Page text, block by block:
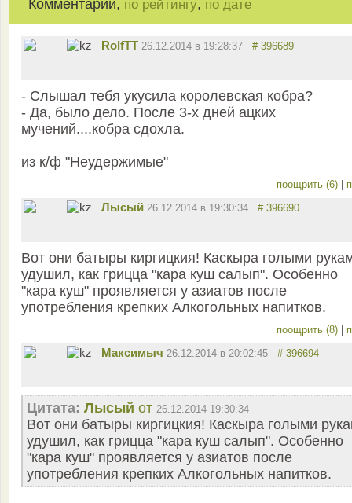
Комментарии, по рейтингу, по дате
RolfTT 26.12.2014 в 19:28:37 # 396689
- Слышал тебя укусила королевская кобра?
- Да, было дело. После 3-х дней ацких
мучений....кобра сдохла.
из к/ф "Неудержимые"
поощрить (6)
Лысый 26.12.2014 в 19:30:34 # 396690
Вот они батыры киргицкия! Каскыра голыми
удушил, как грицца "кара кyш салып". Особенно
"кара кyш" проявляется у азиатов после
употребления крепких Алкогольных напитков.
поощрить (8)
Максимыч 26.12.2014 в 20:02:45 # 396694
Цитата: Лысый от 26.12.2014 19:30:34
Вот они батыры киргицкия! Каскыра голыми
удушил, как грицца "кара кyш салып". Особенно
"кара кyш" проявляется у азиатов после
употребления крепких Алкогольных напитков.